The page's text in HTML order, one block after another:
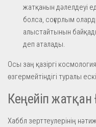
жатқанын дәлелдеуі
болса, соғұрлым
алыстайтынын
деп аталады.
Осы заң қазіргі
өзгермейтіндігі туралы
Кеңейіп
Хаббл зерттеулерінің